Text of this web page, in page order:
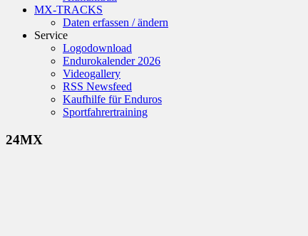
MX-TRACKS
Daten erfassen / ändern
Service
Logodownload
Endurokalender 2026
Videogallery
RSS Newsfeed
Kaufhilfe für Enduros
Sportfahrertraining
24MX